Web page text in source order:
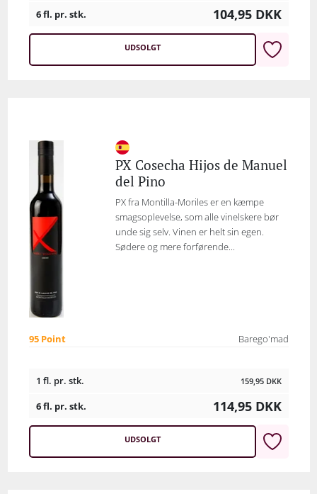
6 fl. pr. stk. 104,95 DKK
UDSOLGT
PX Cosecha Hijos de Manuel
del Pino
PX fra Montilla-Moriles er en kæmpe
smagsoplevelse, som alle vinelskere bør
unde sig selv. Vinen er helt sin egen.
Sødere og mere forførende...
95 Point Barego'mad
1 fl. pr. stk. 159,95 DKK
6 fl. pr. stk. 114,95 DKK
UDSOLGT